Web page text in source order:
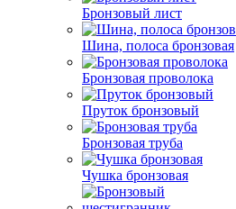
Бронзовый лист
Шина, полоса бронзовая
Бронзовая проволока
Пруток бронзовый
Бронзовая труба
Чушка бронзовая